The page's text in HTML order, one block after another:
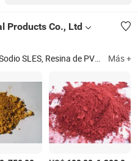
Products Co., Ltd
TCCA, Glutamato monosódico Msg, LABSA 96%, SLS K12, Polvo de Aos Más +